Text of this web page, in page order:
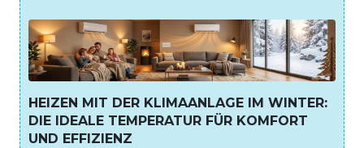
HEIZEN MIT DER KLIMAANLAGE IM WINTER:
DIE IDEALE TEMPERATUR FÜR KOMFORT
UND EFFIZIENZ